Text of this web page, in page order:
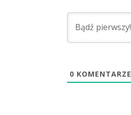
0 KOMENTARZE